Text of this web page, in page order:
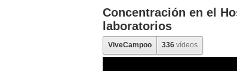
Concentración en el
laboratorios
ViveCampoo 336 vídeos